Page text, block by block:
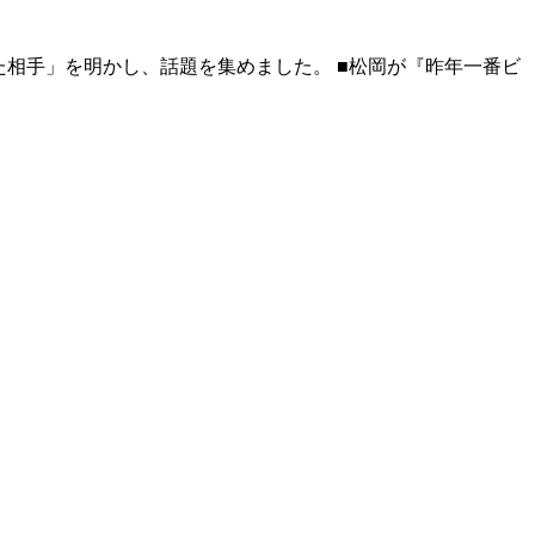
手」を明かし、話題を集めました。 ■松岡が『昨年一番ビ